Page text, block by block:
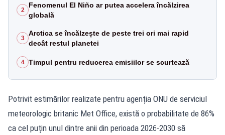
2
Fenomenul El Niño ar putea accelera încălzirea
globală
3
Arctica se încălzește de peste trei ori mai rapid
decât restul planetei
4 Timpul pentru reducerea emisiilor se scurtează
Potrivit estimărilor realizate pentru agenția ONU de serviciul
meteorologic britanic Met Office, există o probabilitate de 86%
ca cel puțin unul dintre anii din perioada 2026-2030 să